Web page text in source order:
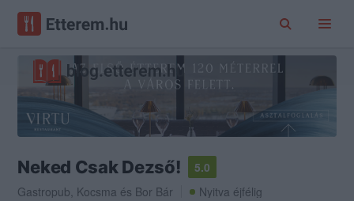
Neked Csak Dezső!
5.0
Gastropub, Kocsma és Bor Bár Nyitva éjfélig